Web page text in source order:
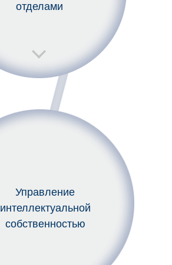
отделами
Управление
интеллектуальной
собственностью